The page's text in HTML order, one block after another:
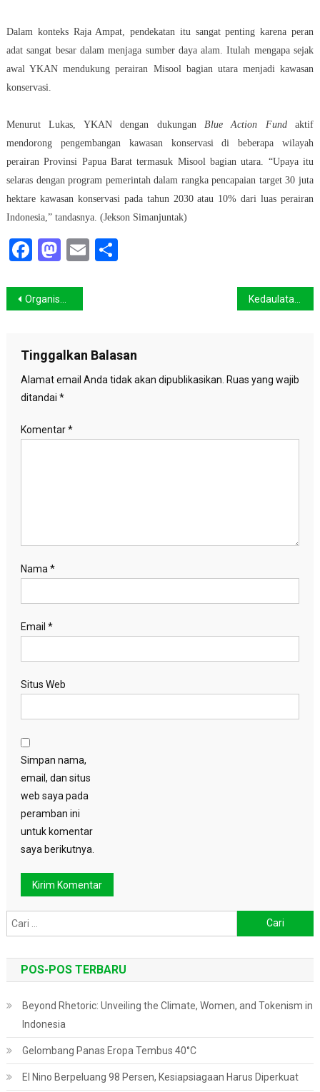
Dalam konteks Raja Ampat, pendekatan itu sangat penting karena peran
adat sangat besar dalam menjaga sumber daya alam. Itulah mengapa sejak
awal YKAN mendukung perairan Misool bagian utara menjadi kawasan
konservasi.
Menurut Lukas, YKAN dengan dukungan Blue Action Fundaktif
mendorong pengembangan kawasan konservasi di beberapa wilayah
perairan Provinsi Papua Barat termasuk Misool bagian utara. “Upaya itu
selaras dengan program pemerintah dalam rangka pencapaian target 30 juta
hektare kawasan konservasi pada tahun 2030 atau 10% dari luas perairan
Indonesia,” tandasnya. (Jekson Simanjuntak)
Facebook
Mastodon
EmailShare
Navigasi
Organisasi Masyarakat Sipil Laporkan Proyek PLTU Jawa 9 & 10 ke Departemen Keuangan AS
Tinggalkan Balasan
Alamat email Anda tidak akan dipublikasikan. Ruas yang wajib
ditandai *
Komentar*
Nama *
Email *
Situs Web
Simpan nama,
email, dan situs
web saya pada
peramban ini
untuk komentar
saya berikutnya.
untuk:
POS-POS TERBARU
Beyond Rhetoric: Unveiling the Climate, Women, and Tokenism in
Indonesia
Gelombang Panas Eropa Tembus 40°C
El Nino Berpeluang 98 Persen, Kesiapsiagaan Harus Diperkuat